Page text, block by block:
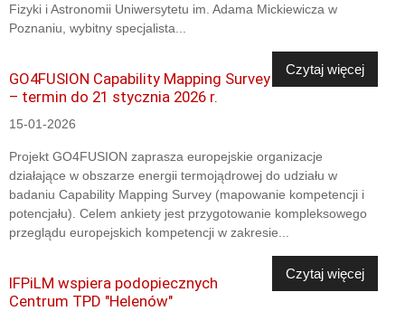
Fizyki i Astronomii Uniwersytetu im. Adama Mickiewicza w
Poznaniu, wybitny specjalista...
Czytaj więcej
GO4FUSION Capability Mapping Survey
– termin do 21 stycznia 2026 r.
15-01-2026
Projekt GO4FUSION zaprasza europejskie organizacje
działające w obszarze energii termojądrowej do udziału w
badaniu Capability Mapping Survey (mapowanie kompetencji i
potencjału). Celem ankiety jest przygotowanie kompleksowego
przeglądu europejskich kompetencji w zakresie...
Czytaj więcej
IFPiLM wspiera podopiecznych
Centrum TPD "Helenów"